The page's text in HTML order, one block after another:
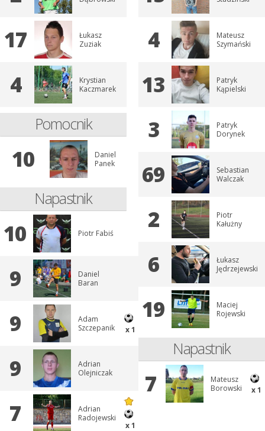
17
Łukasz
Zuziak
4
Krystian
Kaczmarek
Pomocnik
10
Daniel
Panek
Napastnik
10 Piotr Fabiś
9
Daniel
Baran
9
Adam
Szczepanik
x 1
9
Adrian
Olejniczak
7
Adrian
Radojewski
x 1
4
Mateusz
Szymański
13
Patryk
Kąpielski
3
Patryk
Dorynek
69
Sebastian
Walczak
2
Piotr
Kałużny
6
Łukasz
Jędrzejewski
19
Maciej
Rojewski
Napastnik
7
Mateusz
Borowski
x 1